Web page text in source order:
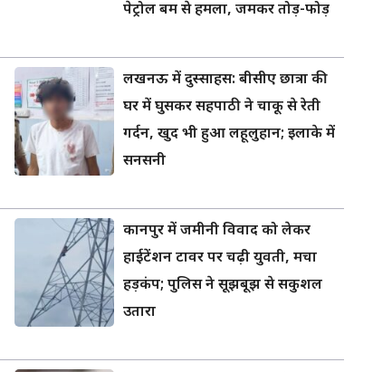
पेट्रोल बम से हमला, जमकर तोड़-फोड़
लखनऊ में दुस्साहस: बीसीए छात्रा की
घर में घुसकर सहपाठी ने चाकू से रेती
गर्दन, खुद भी हुआ लहूलुहान; इलाके में
सनसनी
कानपुर में जमीनी विवाद को लेकर
हाईटेंशन टावर पर चढ़ी युवती, मचा
हड़कंप; पुलिस ने सूझबूझ से सकुशल
उतारा